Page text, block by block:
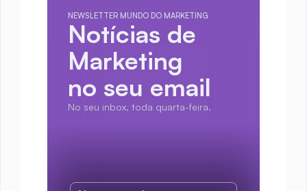
NEWSLETTER MUNDO DO MARKETING
Notícias de
Marketing
no seu email
No seu inbox, toda quarta-feira.